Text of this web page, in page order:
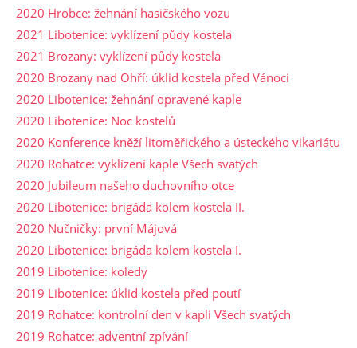
2020 Hrobce: žehnání hasičského vozu
2021 Libotenice: vyklízení půdy kostela
2021 Brozany: vyklízení půdy kostela
2020 Brozany nad Ohří: úklid kostela před Vánoci
2020 Libotenice: žehnání opravené kaple
2020 Libotenice: Noc kostelů
2020 Konference kněží litoměřického a ústeckého vikariátu
2020 Rohatce: vyklízení kaple Všech svatých
2020 Jubileum našeho duchovního otce
2020 Libotenice: brigáda kolem kostela II.
2020 Nučničky: první Májová
2020 Libotenice: brigáda kolem kostela I.
2019 Libotenice: koledy
2019 Libotenice: úklid kostela před poutí
2019 Rohatce: kontrolní den v kapli Všech svatých
2019 Rohatce: adventní zpívání